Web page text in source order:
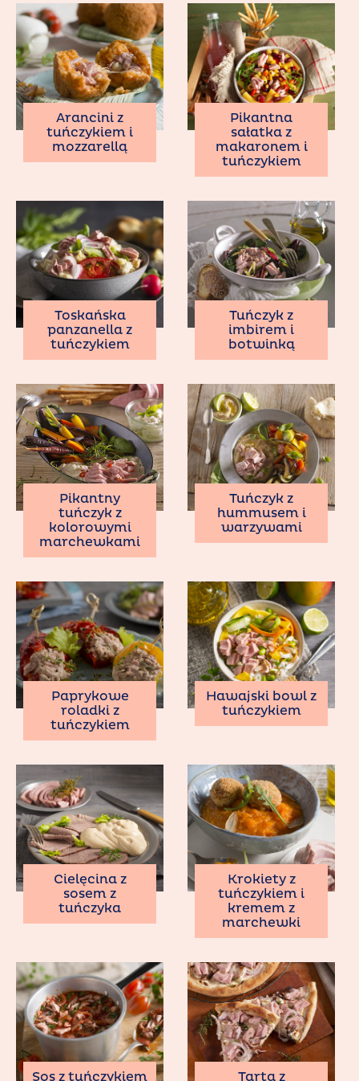
Arancini z
tuńczykiem i
mozzarellą
Pikantna
sałatka z
makaronem i
tuńczykiem
Toskańska
panzanella z
tuńczykiem
Tuńczyk z
imbirem i
botwinką
Pikantny
tuńczyk z
kolorowymi
marchewkami
Tuńczyk z
hummusem i
warzywami
Paprykowe
roladki z
tuńczykiem
Hawajski bowl z
tuńczykiem
Cielęcina z
sosem z
tuńczyka
Krokiety z
tuńczykiem i
kremem z
marchewki
Sos z tuńczykiem Tarta z